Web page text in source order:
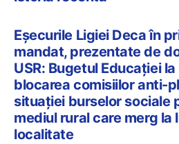
Eșecurile Ligiei Deca în
mandat, prezentate de
USR: Bugetul Educației
blocarea comisiilor anti-
situației burselor sociale
mediul rural care merg la
localitate